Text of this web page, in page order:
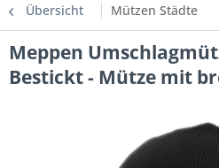
Übersicht Mützen Städte
Meppen
Bestickt - Mütze mit